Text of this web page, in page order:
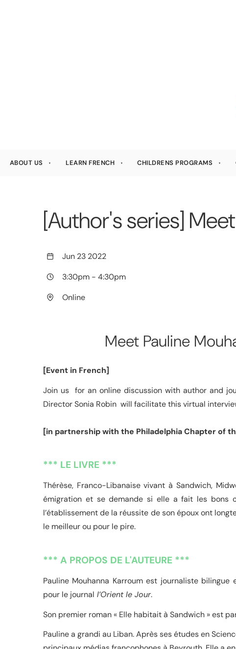
ABOUT US LEARN FRENCH CHILDRENS PROGRAMS
[Author's series]
Jun 23 2022
3:30pm - 4:30pm
Online
Meet Pauline
[Event in French]
Join us for an online discussion with author and
Director Sonia Robin will facilitate this virtual
[in partnership with the Philadelphia Chapter of
*** LE LIVRE ***
Thérèse, Franco-Libanaise vivant à Sandwich,
émigration et se demande si elle a fait les bons
l’établissement de la réussite de son époux ont
le meilleur ou pour le pire.
*** A PROPOS DE L'AUTEURE ***
Pauline Mouhanna Karroum est journaliste
pour le journal l’Orient le Jour.
Son premier roman « Elle habitait à Sandwich » est
Pauline a grandi au Liban. Après ses études en